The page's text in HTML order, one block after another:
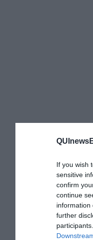
If you wish
sensitive
confirm
continue
information
further